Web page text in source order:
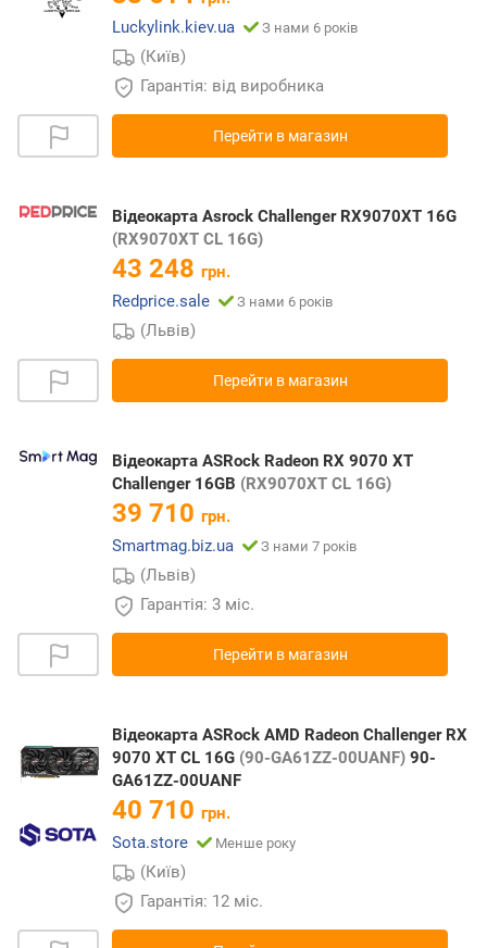
Luckylink.kiev.ua
З нами 6 років
(Київ)
Гарантія: від виробника
Перейти в магазин
Відеокарта Asrock Challenger RX9070XT 16G
(RX9070XT CL 16G)
43 248 грн.
Redprice.sale
З нами 6 років
(Львів)
Перейти в магазин
Відеокарта ASRock Radeon RX 9070 XT
Challenger 16GB (RX9070XT CL 16G)
39 710 грн.
Smartmag.biz.ua
З нами 7 років
(Львів)
Гарантія: 3 міс.
Перейти в магазин
Відеокарта ASRock AMD Radeon Challenger RX
9070 XT CL 16G (90-GA61ZZ-00UANF) 90-
GA61ZZ-00UANF
40 710 грн.
Sota.store
Менше року
(Київ)
Гарантія: 12 міс.